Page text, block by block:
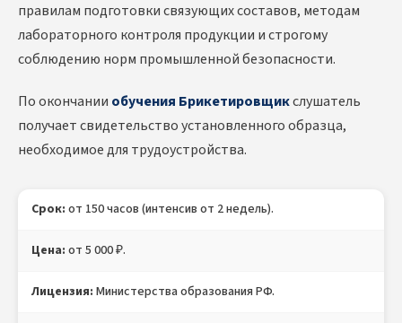
правилам подготовки связующих составов, методам
лабораторного контроля продукции и строгому
соблюдению норм промышленной безопасности.
По окончании обучения Брикетировщикслушатель
получает свидетельство установленного образца,
необходимое для трудоустройства.
Срок: от 150 часов (интенсив от 2 недель).
Цена: от 5 000 ₽.
Лицензия: Министерства образования РФ.